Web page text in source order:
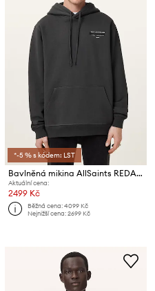
*-5 % s kódem: LST
Bavlněná mikina AllSaints REDACT
Aktuální cena:
2499 Kč
Běžná cena:4099 Kč
Nejnižší cena:2699 Kč